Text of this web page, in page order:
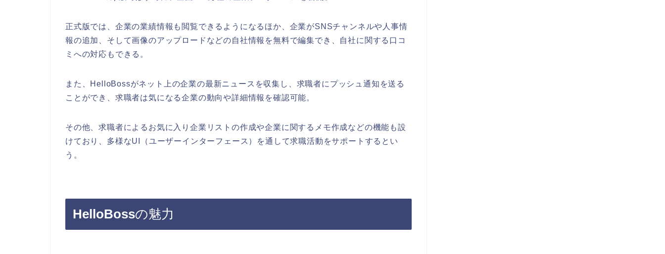
正式版では、企業の業績情報も閲覧できるようになるほか、企業がSNSチャンネルや人事情
報の追加、そして画像のアップロードなどの自社情報を無料で編集でき、自社に関する口コ
ミへの対応もできる。
また、HelloBossがネット上の企業の最新ニュースを収集し、求職者にプッシュ通知を送る
ことができ、求職者は気になる企業の動向や詳細情報を確認可能。
その他、求職者によるお気に入り企業リストの作成や企業に関するメモ作成などの機能も設
けており、多様なUI（ユーザーインターフェース）を通して求職活動をサポートするとい
う。
HelloBossの魅力